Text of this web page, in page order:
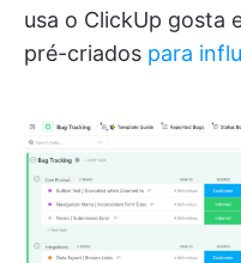
usa o ClickUp gosta
pré-criados para